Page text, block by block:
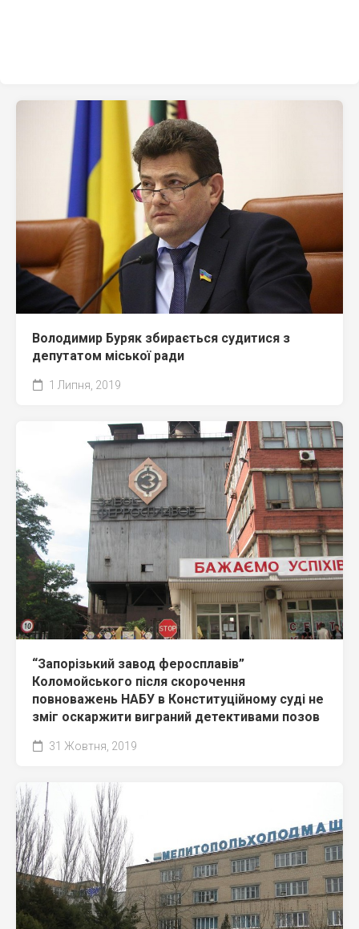
Володимир Буряк збирається судитися з
депутатом міської ради
1 Липня, 2019
“Запорізький завод феросплавів”
Коломойського після скорочення
повноважень НАБУ в Конституційному суді не
зміг оскаржити виграний детективами позов
31 Жовтня, 2019